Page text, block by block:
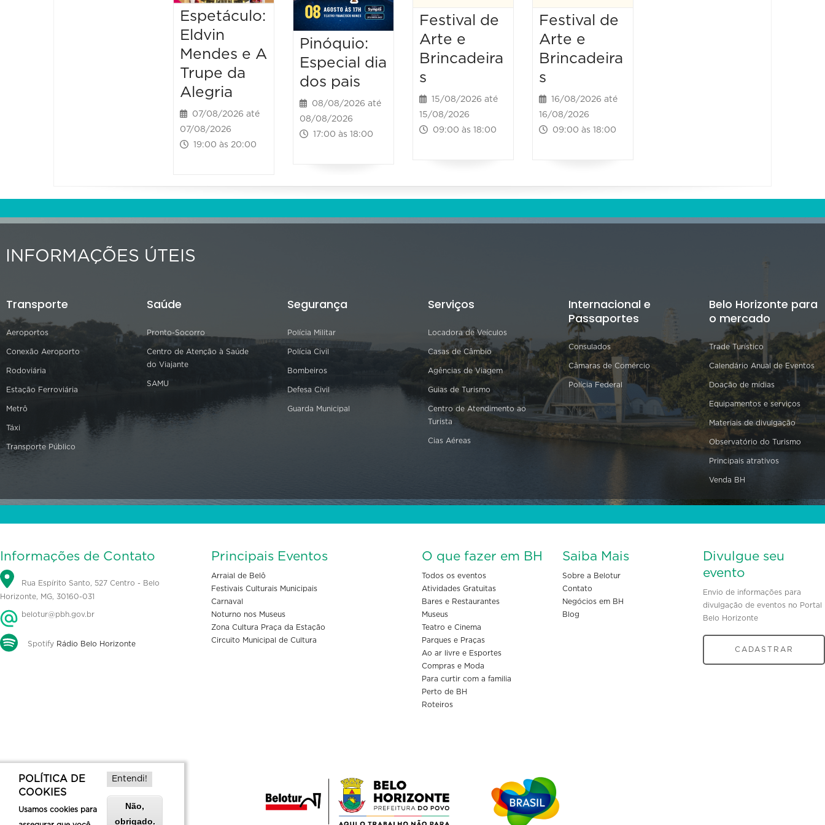
Espetáculo:
Eldvin
Mendes e A
Trupe da
Alegria
07/08/2026 até
07/08/2026
19:00 às 20:00
Pinóquio:
Especial dia
dos pais
08/08/2026 até
08/08/2026
17:00 às 18:00
Festival de
Arte e
Brincadeira
s
15/08/2026 até
15/08/2026
09:00 às 18:00
Festival de
Arte e
Brincadeira
s
16/08/2026 até
16/08/2026
09:00 às 18:00
INFORMAÇÕES ÚTEIS
Transporte
Aeroportos
Conexão Aeroporto
Rodoviária
Estação Ferroviária
Metrô
Táxi
Transporte Público
Saúde
Pronto-Socorro
Centro de Atenção à Saúde
do Viajante
SAMU
Segurança
Polícia Militar
Polícia Civil
Bombeiros
Defesa Civil
Guarda Municipal
Serviços
Locadora de Veículos
Casas de Câmbio
Agências de Viagem
Guias de Turismo
Centro de Atendimento ao
Turista
Cias Aéreas
Internacional e
Passaportes
Consulados
Câmaras de Comércio
Polícia Federal
Belo Horizonte para
o mercado
Trade Turístico
Calendário Anual de Eventos
Doação de mídias
Equipamentos e serviços
Materiais de divulgação
Observatório do Turismo
Principais atrativos
Venda BH
Informações de Contato
Rua Espírito Santo, 527 Centro - Belo
Horizonte, MG, 30160-031
belotur@pbh.gov.br
Spotify Rádio Belo Horizonte
Principais Eventos
Arraial de Belô
Festivais Culturais Municipais
Carnaval
Noturno nos Museus
Zona Cultura Praça da Estação
Circuito Municipal de Cultura
O que fazer em BH
Todos os eventos
Atividades Gratuitas
Bares e Restaurantes
Museus
Teatro e Cinema
Parques e Praças
Ao ar livre e Esportes
Compras e Moda
Para curtir com a familia
Perto de BH
Roteiros
Saiba Mais
Sobre a Belotur
Contato
Negócios em BH
Blog
Divulgue seu
evento
Envio de informações para
divulgação de eventos no Portal
Belo Horizonte
CADASTRAR
POLÍTICA DE
COOKIES
Usamos cookies para
Entendi!
Não,
obrigado.